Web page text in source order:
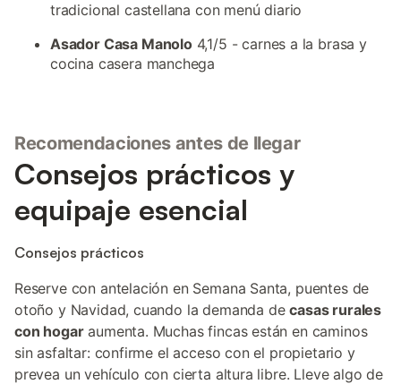
tradicional castellana con menú diario
Asador Casa Manolo4,1/5 - carnes a la brasa y
cocina casera manchega
Recomendaciones antes de llegar
Consejos prácticos y
equipaje esencial
Consejos prácticos
Reserve con antelación en Semana Santa, puentes de
otoño y Navidad, cuando la demanda decasas rurales
con hogaraumenta. Muchas fincas están en caminos
sin asfaltar: confirme el acceso con el propietario y
prevea un vehículo con cierta altura libre. Lleve algo de